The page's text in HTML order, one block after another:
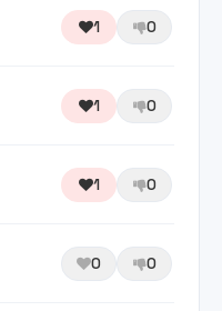
1 0
1 0
1 0
0 0